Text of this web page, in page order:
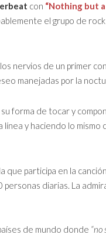
con “Nothing but a
el grupo de
nervios de un primer
manejadas por la
forma de tocar y
y haciendo lo
la que participa en la
diarias. La
de mundo donde “no